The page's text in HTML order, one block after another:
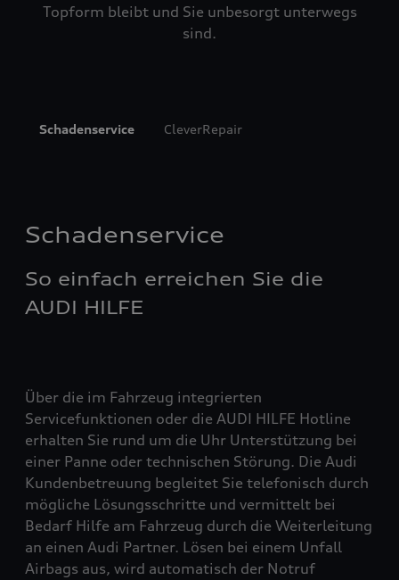
Topform bleibt und Sie unbesorgt unterwegs
sind.
Schadenservice CleverRepair
Schadenservice
So einfach erreichen Sie die
AUDI HILFE
Über die im Fahrzeug integrierten
Servicefunktionen oder die AUDI HILFE Hotline
erhalten Sie rund um die Uhr Unterstützung bei
einer Panne oder technischen Störung. Die Audi
Kundenbetreuung begleitet Sie telefonisch durch
mögliche Lösungsschritte und vermittelt bei
Bedarf Hilfe am Fahrzeug durch die Weiterleitung
an einen Audi Partner. Lösen bei einem Unfall
Airbags aus, wird automatisch der Notruf